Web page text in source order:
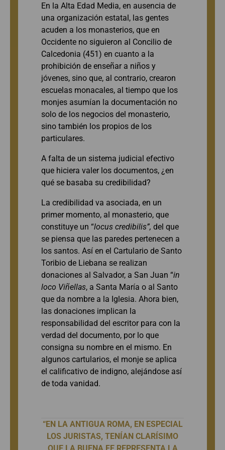
En la Alta Edad Media, en ausencia de
una organización estatal, las gentes
acuden a los monasterios, que en
Occidente no siguieron al Concilio de
Calcedonia (451) en cuanto a la
prohibición de enseñar a niños y
jóvenes, sino que, al contrario, crearon
escuelas monacales, al tiempo que los
monjes asumían la documentación no
solo de los negocios del monasterio,
sino también los propios de los
particulares.
A falta de un sistema judicial efectivo
que hiciera valer los documentos, ¿en
qué se basaba su credibilidad?
La credibilidad va asociada, en un
primer momento, al monasterio, que
constituye un “locus credibilis”, del que
se piensa que las paredes pertenecen a
los santos. Así en el Cartulario de Santo
Toribio de Liebana se realizan
donaciones al Salvador, a San Juan “in
loco Viñellas, a Santa María o al Santo
que da nombre a la Iglesia. Ahora bien,
las donaciones implican la
responsabilidad del escritor para con la
verdad del documento, por lo que
consigna su nombre en el mismo. En
algunos cartularios, el monje se aplica
el calificativo de indigno, alejándose así
de toda vanidad.
“EN LA ANTIGUA ROMA, EN ESPECIAL
LOS JURISTAS, TENÍAN CLARÍSIMO